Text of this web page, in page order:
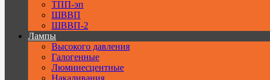
ТПП-эп
ШВВП
ШВВП-2
Лампы
Высокого давления
Галогенные
Люминесцентные
Накаливания